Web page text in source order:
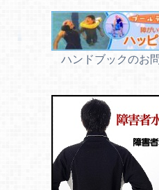
ハンドブックのお